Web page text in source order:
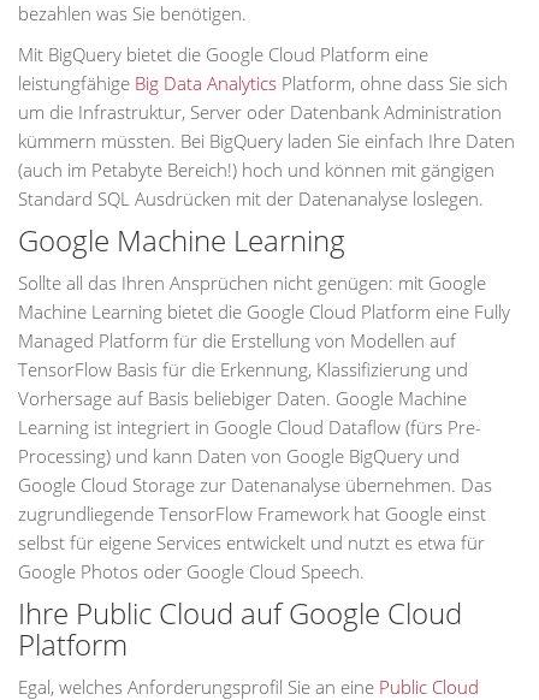
bezahlen was Sie benötigen.
Mit BigQuery bietet die Google Cloud Platform eine
leistungfähige Big Data Analytics Platform, ohne dass Sie sich
um die Infrastruktur, Server oder Datenbank Administration
kümmern müssten. Bei BigQuery laden Sie einfach Ihre Daten
(auch im Petabyte Bereich!) hoch und können mit gängigen
Standard SQL Ausdrücken mit der Datenanalyse loslegen.
Google Machine Learning
Sollte all das Ihren Ansprüchen nicht genügen: mit Google
Machine Learning bietet die Google Cloud Platform eine Fully
Managed Platform für die Erstellung von Modellen auf
TensorFlow Basis für die Erkennung, Klassifizierung und
Vorhersage auf Basis beliebiger Daten. Google Machine
Learning ist integriert in Google Cloud Dataflow (fürs Pre-
Processing) und kann Daten von Google BigQuery und
Google Cloud Storage zur Datenanalyse übernehmen. Das
zugrundliegende TensorFlow Framework hat Google einst
selbst für eigene Services entwickelt und nutzt es etwa für
Google Photos oder Google Cloud Speech.
Ihre Public Cloud auf Google Cloud
Platform
Egal, welches Anforderungsprofil Sie an eine Public Cloud